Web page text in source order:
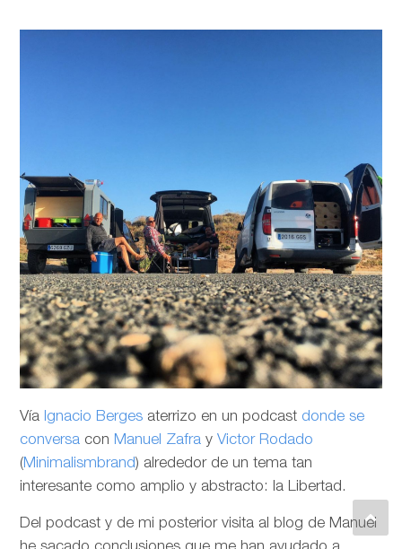
Vía Ignacio Berges aterrizo en un podcast donde se
conversa con Manuel Zafra y Victor Rodado
(Minimalismbrand) alrededor de un tema tan
interesante como amplio y abstracto: la Libertad.
Del podcast y de mi posterior visita al blog de Manuel